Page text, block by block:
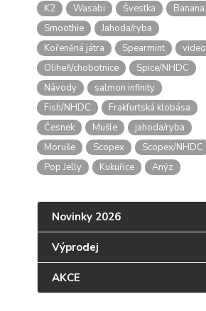
K2
Wasabi Švestka
Banana
Smoothie
Jahoda/ryba
Kořeněná játra
Spearmint
video
Oliheň/chobotnice
Spice/NHDC
Návody
salmon infinity
Fish/NHDC
Frakfurtská klobása
Česnek
Mušle
jahoda/ryba
Moruše
Scopex
Scopex/NHDC
Pop Jelly
Kukuřice Anýz
Novinky 2026
Výprodej
AKCE